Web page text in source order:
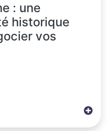
: une
historique
vos